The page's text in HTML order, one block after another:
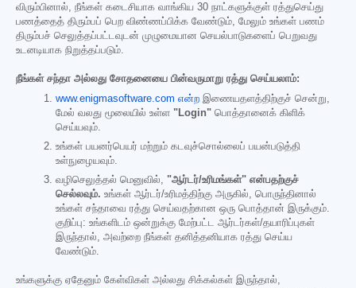
விரும்பினால், நீங்கள் கடைசியாக வாங்கிய 30 நாட்களுக்குள் ரத்துசெய்து
பணத்தைத் திரும்பப் பெற விண்ணப்பிக்க வேண்டும், மேலும் உங்கள் பணம்
திரும்பச் செலுத்தப்பட்டவுடன் முழுமையான செயல்பாடுகளைப் பெறுவது
உடனடியாக நிறுத்தப்படும்.
நீங்கள் சந்தா அல்லது சோதனையை பின்வருமாறு ரத்து செய்யலாம்:
www.enigmasoftware.com என்ற இணையதளத்திற்குச் சென்று,
மேல் வலது மூலையில் உள்ள "Login" பொத்தானைக் கிளிக்
செய்யவும்.
உங்கள் பயனர்பெயர் மற்றும் கடவுச்சொல்லைப் பயன்படுத்தி
உள்நுழையவும்.
வழிசெலுத்தல் மெனுவில், "ஆர்டர்/உரிமங்கள்" என்பதற்குச்
செல்லவும். உங்கள் ஆர்டர்/உரிமத்திற்கு அருகில், பொருந்தினால்
உங்கள் சந்தாவை ரத்து செய்வதற்கான ஒரு பொத்தான் இருக்கும்.
குறிப்பு: உங்களிடம் ஒன்றுக்கு மேற்பட்ட ஆர்டர்கள்/தயாரிப்புகள்
இருந்தால், அவற்றை நீங்கள் தனித்தனியாக ரத்து செய்ய
வேண்டும்.
உங்களுக்கு ஏதேனும் கேள்விகள் அல்லது சிக்கல்கள் இருந்தால்,